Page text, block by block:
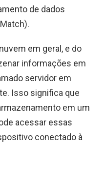
de dados
em geral, e do
informações em
servidor em
Isso significa que
em um
acessar essas
conectado à